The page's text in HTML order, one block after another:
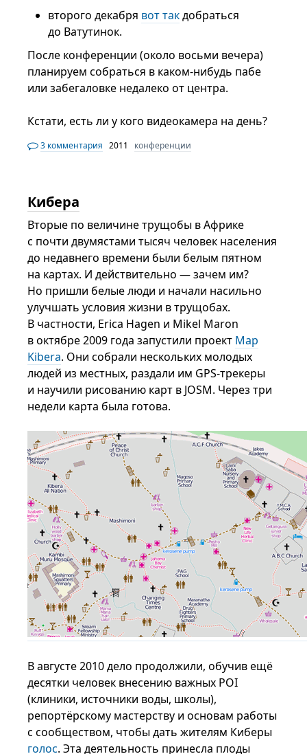
второго декабря вот такдобраться
до Ватутинок.
После конференции (около восьми вечера)
планируем собраться в каком-нибудь пабе
или забегаловке недалеко от центра.
Кстати, есть ли у кого видеокамера на день?
3 комментария 2011 конференции
Кибера
Вторые по величине трущобы в Африке
с почти двумястами тысяч человек населения
до недавнего времени были белым пятном
на картах. И действительно — зачем им?
Но пришли белые люди и начали насильно
улучшать условия жизни в трущобах.
В частности, Erica Hagen и Mikel Maron
в октябре 2009 года запустили проект Map
Kibera. Они собрали нескольких молодых
людей из местных, раздали им GPS-трекеры
и научили рисованию карт в JOSM. Через три
недели карта была готова.
В августе 2010 дело продолжили, обучив ещё
десятки человек внесению важных POI
(клиники, источники воды, школы),
репортёрскому мастерству и основам работы
с сообществом, чтобы дать жителям Киберы
голос. Эта деятельность принесла плоды